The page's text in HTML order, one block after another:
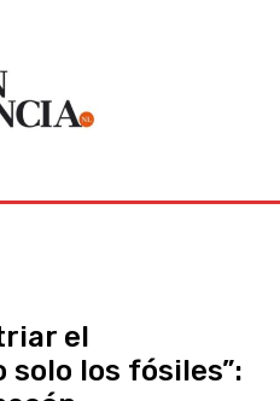
el
los fósiles”: